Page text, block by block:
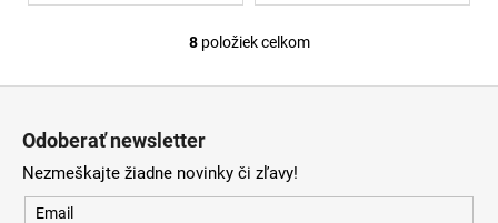
O
a
c
8položiek celkom
Odoberať newsletter
Nezmeškajte žiadne novinky či zľavy!
Email